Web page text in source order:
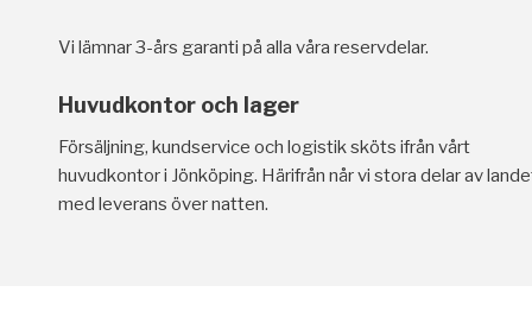
Vi lämnar 3-års garanti på alla våra reservdelar.
Huvudkontor och lager
Försäljning, kundservice och logistik sköts ifrån vårt
huvudkontor i Jönköping. Härifrån når vi stora delar av
med leverans över natten.